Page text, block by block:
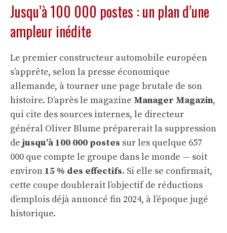
Jusqu’à 100 000 postes : un plan d’une
ampleur inédite
Le premier constructeur automobile européen
s’apprête, selon la presse économique
allemande, à tourner une page brutale de son
histoire. D’après le magazine Manager Magazin,
qui cite des sources internes, le directeur
général Oliver Blume préparerait la suppression
de jusqu’à 100 000 postes sur les quelque 657
000 que compte le groupe dans le monde — soit
environ 15 % des effectifs. Si elle se confirmait,
cette coupe doublerait l’objectif de réductions
d’emplois déjà annoncé fin 2024, à l’époque jugé
historique.